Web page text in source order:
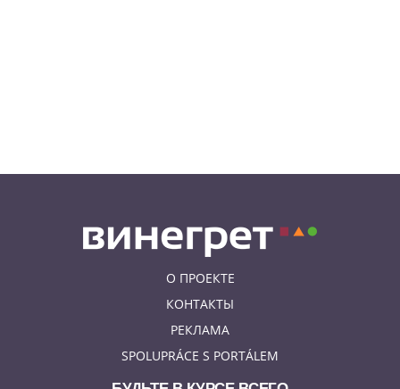
О ПРОЕКТЕ
КОНТАКТЫ
РЕКЛАМА
SPOLUPRÁCE S PORTÁLEM